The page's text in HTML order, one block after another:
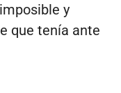
y
que tenía ante